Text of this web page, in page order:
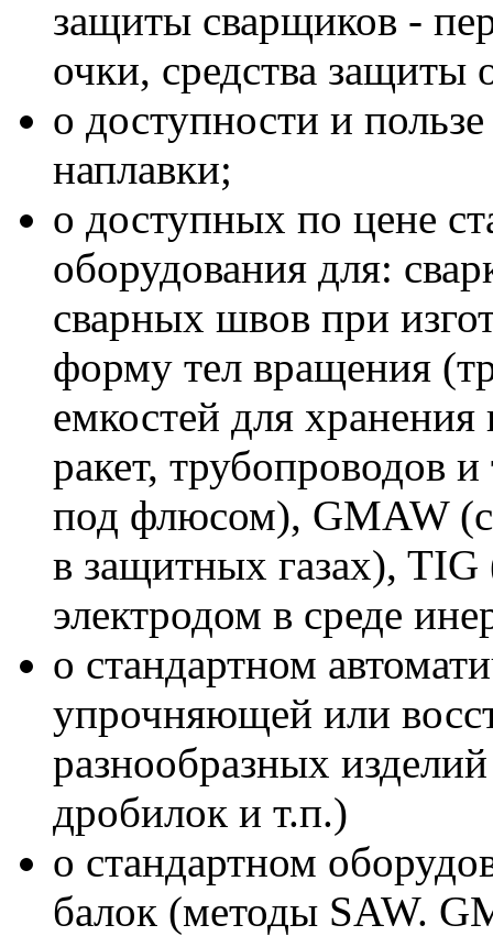
защиты сварщиков -
очки, средства защиты
о доступности и
наплавки;
о доступных по цене
оборудования для:
сварных швов при
форму тел вращения
емкостей для
ракет, трубопроводов
под флюсом), GMAW
в защитных газах),
электродом в среде
о стандартном
упрочняющей или
разнообразных
дробилок и т.п.)
о стандартном
балок (методы SAW.